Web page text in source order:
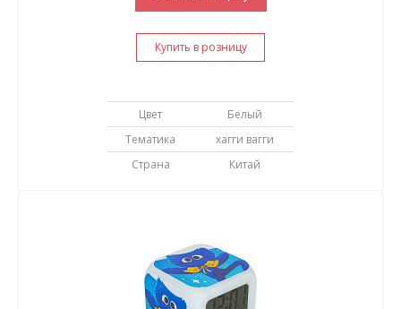
Купить в розницу
Цвет
Белый
Тематика
хагги вагги
Страна
Китай